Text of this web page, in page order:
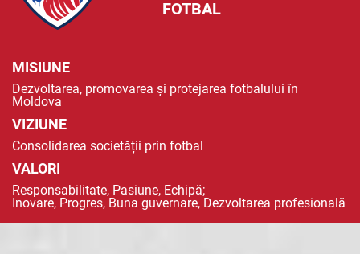
FOTBAL
MISIUNE
Dezvoltarea, promovarea și protejarea fotbalului în
Moldova
VIZIUNE
Consolidarea societății prin fotbal
VALORI
Responsabilitate, Pasiune, Echipă;
Inovare, Progres, Buna guvernare, Dezvoltarea profesională